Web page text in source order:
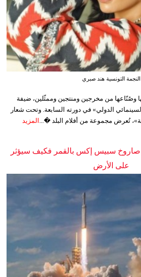
النجمة التونسية هند صبري
وصُنّاعها من مخرجين ومنتجين وممثّلين، ضيفة
الدولي» في دورته السابعة. وتحت شعار
تُعرض مجموعة من أفلام البلد �... المزيد
سبيس إكس بالقمر فكيف سيؤثر
على الأرض